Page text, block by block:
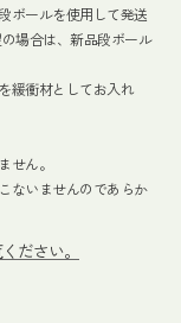
ボールを使用して発送
場合は、新品段ボール
緩衝材としてお入れ
せん。
ないませんのであらか
ださい。